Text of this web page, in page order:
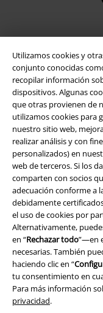
Utilizamos cookies y
conjunto conocidas
recopilar información
dispositivos. Algunas
que otras provienen de
utilizamos cookies para
nuestro sitio web,
realizar análisis y con
personalizados) en
web de terceros. Si los
comparten con socios
adecuación conforme a
debidamente
el uso de cookies por
Alternativamente,
en “Rechazar todo”—en
necesarias. También
haciendo clic en “
tu consentimiento en
Para más información
privacidad.
Legal
Términos y Condiciones
Aviso Legal
Ley protección de datos